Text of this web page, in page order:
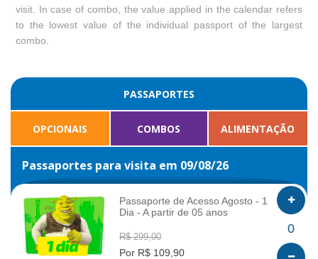
visit. In case of combo, the value applied in the calendar refers
to the lowest value of the individual passport of the largest
combo.
PASSAPORTES
OPCIONAIS COMBOS ALIMENTAÇÃO
Passaportes para visita em 09/08/26
INFO
Passaporte de Acesso Agosto - 1
Dia - A partir de 05 anos
R$ 299,00
Por R$ 109,90
0